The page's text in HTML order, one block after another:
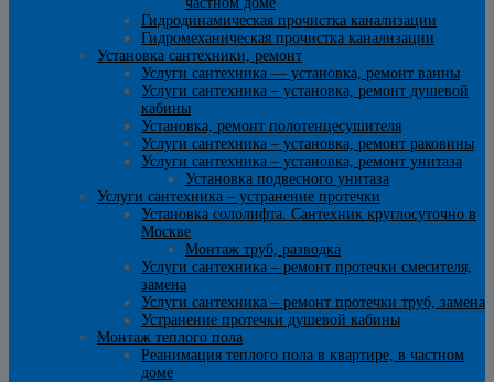
Гидродинамическая прочистка канализации
Гидромеханическая прочистка канализации
Установка сантехники, ремонт
Услуги сантехника — установка, ремонт ванны
Услуги сантехника – установка, ремонт душевой
кабины
Установка, ремонт полотенцесушителя
Услуги сантехника – установка, ремонт раковины
Услуги сантехника – установка, ремонт унитаза
Установка подвесного унитаза
Услуги сантехника – устранение протечки
Установка сололифта. Сантехник круглосуточно в
Москве
Монтаж труб, разводка
Услуги сантехника – ремонт протечки смесителя,
замена
Услуги сантехника – ремонт протечки труб, замена
Устранение протечки душевой кабины
Монтаж теплого пола
Реанимация теплого пола в квартире, в частном
доме